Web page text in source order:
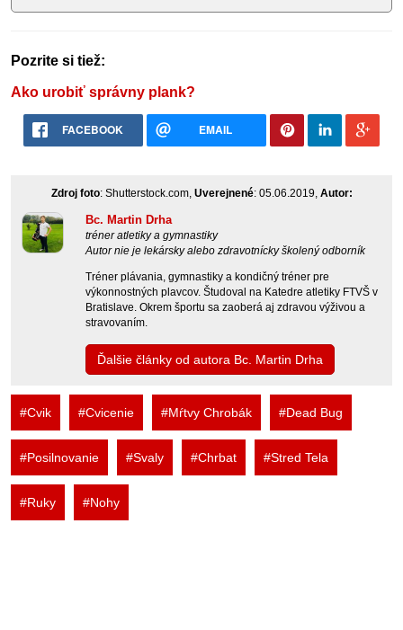
Pozrite si tiež:
Ako urobiť správny plank?
FACEBOOK EMAIL
Zdroj foto: Shutterstock.com, Uverejnené: 05.06.2019, Autor:
Bc. Martin Drha
tréner atletiky a gymnastiky
Autor nie je lekársky alebo zdravotnícky školený odborník
Tréner plávania, gymnastiky a kondičný tréner pre
výkonnostných plavcov. Študoval na Katedre atletiky FTVŠ v
Bratislave. Okrem športu sa zaoberá aj zdravou výživou a
stravovaním.
Ďalšie články od autora Bc. Martin Drha
#Cvik #Cvicenie #Mŕtvy Chrobák #Dead Bug
#Posilnovanie #Svaly #Chrbat #Stred Tela
#Ruky #Nohy